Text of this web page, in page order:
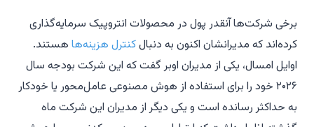
برخی شرکت‌ها آنقدر پول در محصولات انتروپیک سرمایه‌گذاری
کرده‌اند که مدیرانشان اکنون به دنبالکنترل هزینه‌ها هستند.
اوایل امسال، یکی از مدیران اوبر گفت که این شرکت بودجه سال
۲۰۲۶ خود را برای استفاده از هوش مصنوعی عامل‌محور یا خودکار
به حداکثر رسانده است و یکی دیگر از مدیران این شرکت ماه